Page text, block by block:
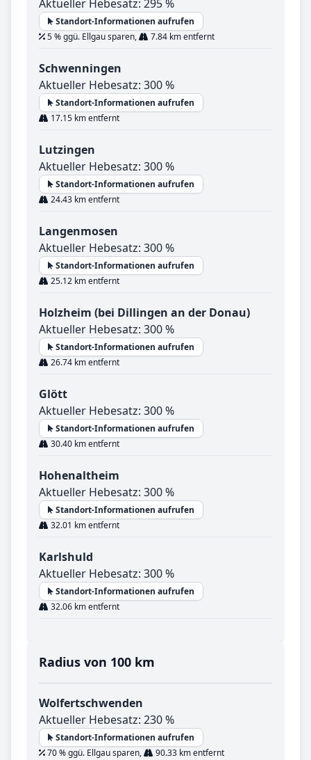
Aktueller Hebesatz: 295 %
Standort-Informationen aufrufen
5 % ggü. Ellgau sparen,
7.84 km entfernt
Schwenningen
Aktueller Hebesatz: 300 %
Standort-Informationen aufrufen
17.15 km entfernt
Lutzingen
Aktueller Hebesatz: 300 %
Standort-Informationen aufrufen
24.43 km entfernt
Langenmosen
Aktueller Hebesatz: 300 %
Standort-Informationen aufrufen
25.12 km entfernt
Holzheim (bei Dillingen an der Donau)
Aktueller Hebesatz: 300 %
Standort-Informationen aufrufen
26.74 km entfernt
Glött
Aktueller Hebesatz: 300 %
Standort-Informationen aufrufen
30.40 km entfernt
Hohenaltheim
Aktueller Hebesatz: 300 %
Standort-Informationen aufrufen
32.01 km entfernt
Karlshuld
Aktueller Hebesatz: 300 %
Standort-Informationen aufrufen
32.06 km entfernt
Radius von 100 km
Wolfertschwenden
Aktueller Hebesatz: 230 %
Standort-Informationen aufrufen
70 % ggü. Ellgau sparen,
90.33 km entfernt